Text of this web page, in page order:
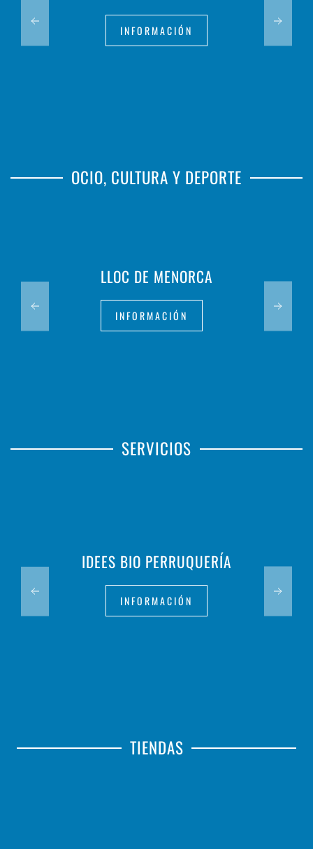
INFORMACIÓN
OCIO, CULTURA Y DEPORTE
LLOC DE MENORCA
INFORMACIÓN
SERVICIOS
IDEES BIO PERRUQUERÍA
INFORMACIÓN
TIENDAS